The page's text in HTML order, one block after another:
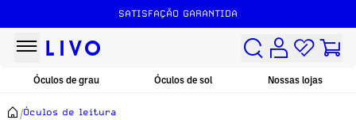
SATISFAÇÃO GARANTIDA
Óculos de grau Óculos de sol Nossas lojas
/Óculos de leitura